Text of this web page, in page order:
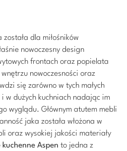
została dla miłośników
nowoczesny design
frontach oraz popielata
nowoczesności oraz
się zarówno w tych małych
w dużych kuchniach nadając im
wyglądu. Głównym atutem mebli
jaka została włożona w
oraz wysokiej jakości materiały
kuchenne Aspen to jedna z